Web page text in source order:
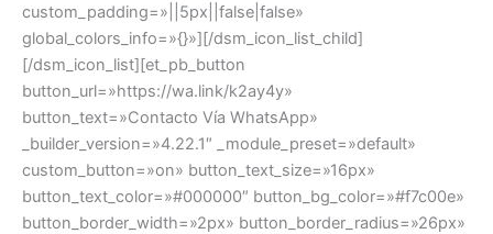
custom_padding=»||5px||false|false»
global_colors_info=»{}»][/dsm_icon_list_child]
[/dsm_icon_list][et_pb_button
button_url=»https://wa.link/k2ay4y»
button_text=»Contacto Vía WhatsApp»
_builder_version=»4.22.1″ _module_preset=»default»
custom_button=»on» button_text_size=»16px»
button_text_color=»#000000″ button_bg_color=»#f7c00e»
button_border_width=»2px» button_border_radius=»26px»